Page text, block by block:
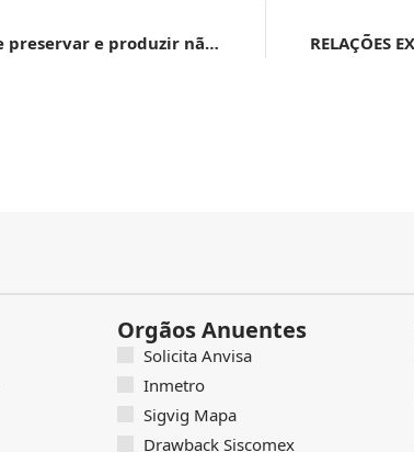
BILATERAIS | Fávaro destaca que preservar e produzir não são oposto durante bilateral com Alemanha
Orgãos Anuentes
Solicita Anvisa
Inmetro
Sigvig Mapa
Drawback Siscomex